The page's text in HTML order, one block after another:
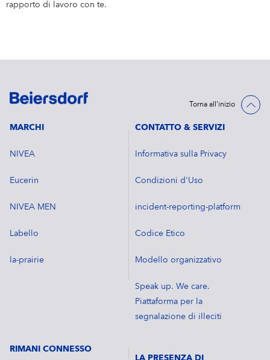
rapporto di lavoro con te.
Torna all'inizio
MARCHI
NIVEA
Eucerin
NIVEA MEN
Labello
la-prairie
CONTATTO & SERVIZI
Informativa sulla Privacy
Condizioni d'Uso
incident-reporting-platform
Codice Etico
Modello organizzativo
Speak up. We care.
Piattaforma per la
segnalazione di illeciti
RIMANI CONNESSO